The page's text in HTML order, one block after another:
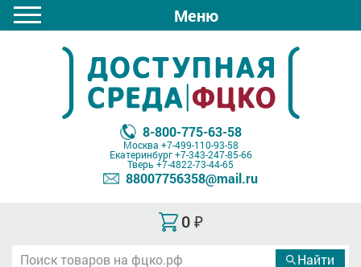
Меню
8-800-775-63-58
Москва +7-499-110-93-58
Екатеринбург+7-343-247-85-66
Тверь +7-4822-73-44-65
88007756358@mail.ru
0 ₽